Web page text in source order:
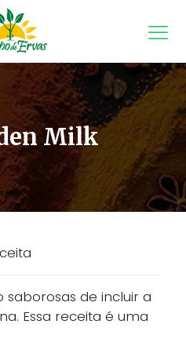
Milk
saborosas de incluir a
Essa receita é uma